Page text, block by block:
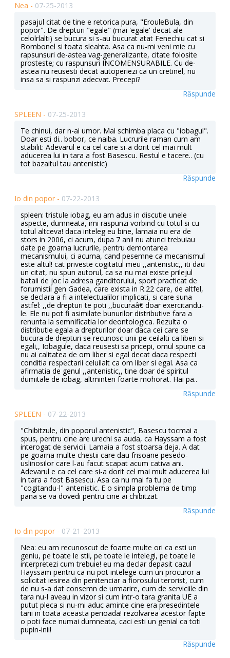
Nea - 07-25-2013
pasajul citat de tine e retorica pura, "ErouleBula, din
popor". De drepturi "egale" (mai 'egale' decat ale
celolrlalti) se bucura si s-au bucurat atat Fenechiu cat si
Bombonel si toata sleahta. Asa ca nu-mi veni mie cu
rapsunsuri de-astea vag-generalizante, citate folosite
prosteste; cu raspunsuri INCOMENSURABILE. Cu de-
astea nu reusesti decat autoperiezi ca un cretinel, nu
insa sa si raspunzi adecvat. Precepi?
Răspunde
SPLEEN - 07-25-2013
Te chinui, dar n-ai umor. Mai schimba placa cu "iobagul".
Doar esti di.. bobor, ce naiba. Lucrurile raman cum am
stabilit: Adevarul e ca cel care si-a dorit cel mai mult
aducerea lui in tara a fost Basescu. Restul e tacere.. (cu
tot bazaitul tau antenistic)
Răspunde
Io din popor - 07-22-2013
spleen: tristule iobag, eu am adus in discutie unele
aspecte, dumneata, imi raspunzi vorbind cu totul si cu
totul altceva! daca inteleg eu bine, lamaia nu era de
stors in 2006, ci acum, dupa 7 ani! nu atunci trebuiau
date pe goarna lucrurile, pentru demontarea
mecanismului, ci acuma, cand pesemne ca mecanismul
este altul! cat priveste cogitatul meu ,,antenistic,, iti dau
un citat, nu spun autorul, ca sa nu mai existe prilejul
bataii de joc la adresa ganditorului, sport practicat de
forumistii gen Gadea, care exista in R.22 care, de altfel,
se declara a fi a intelectualilor implicati, si care suna
astfel: ,,de drepturi te poti ,,bucuraâ€ doar exercitandu-
le. Ele nu pot fi asimilate bunurilor distributive fara a
renunta la semnificatia lor deontologica. Rezulta o
distributie egala a drepturilor doar daca cei care se
bucura de drepturi se recunosc unii pe ceilalti ca liberi si
egali,, Iobagule, daca reusesti sa pricepi, omul spune ca
nu ai calitatea de om liber si egal decat daca respecti
conditia respectarii celuilalt ca om liber si egal. Asa ca
afirmatia de genul ,,antenistic,, tine doar de spiritul
dumitale de iobag, altminteri foarte mohorat. Hai pa..
Răspunde
SPLEEN - 07-22-2013
"Chibitzule, din poporul antenistic", Basescu tocmai a
spus, pentru cine are urechi sa auda, ca Hayssam a fost
interogat de servicii. Lamaia a fost stoarsa deja. A dat
pe goarna multe chestii care dau frisoane pesedo-
uslinosilor care l-au facut scapat acum cativa ani.
Adevarul e ca cel care si-a dorit cel mai mult aducerea lui
in tara a fost Basescu. Asa ca nu mai fa tu pe
"cogitandu-l" antenistic. E o simpla problema de timp
pana se va dovedi pentru cine ai chibitzat.
Răspunde
Io din popor - 07-21-2013
Nea: eu am recunoscut de foarte multe ori ca esti un
geniu, pe toate le stii, pe toate le intelegi, pe toate le
interpretezi cum trebuie! eu ma declar depasit cazul
Hayssam pentru ca nu pot intelege cum un procuror a
solicitat iesirea din penitenciar a fiorosului terorist, cum
de nu s-a dat consemn de urmarire, cum de serviciile din
tara nu-l aveau in vizor si cum intr-o tara granita UE a
putut pleca si nu-mi aduc aminte cine era presedintele
tarii in toata aceasta perioada! rezolvarea acestor fapte
o poti face numai dumneata, caci esti un genial ca toti
pupin-inii!
Răspunde